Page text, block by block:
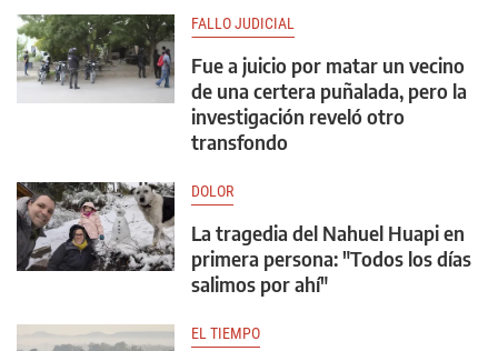
FALLO JUDICIAL
Fue a juicio por matar un vecino
de una certera puñalada, pero la
investigación reveló otro
transfondo
DOLOR
La tragedia del Nahuel Huapi en
primera persona: "Todos los días
salimos por ahí"
EL TIEMPO